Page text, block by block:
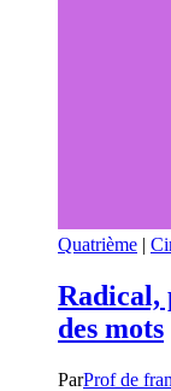
Quatrième |
Radical,
des mots
ParProf de